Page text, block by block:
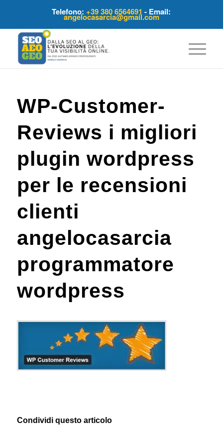
Telefono:+39 380 6564691 - Email:
angelocasarcia@gmail.com
WP-Customer-
Reviews i migliori
plugin wordpress
per le recensioni
clienti
angelocasarcia
programmatore
wordpress
Condividi questo articolo